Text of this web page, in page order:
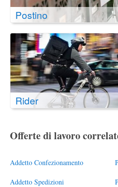
Postino
Rider
Offerte di lavoro
Addetto Confezionamento
Addetto Spedizioni